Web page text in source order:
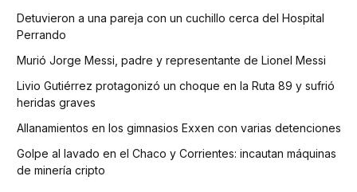
Detuvieron a una pareja con un cuchillo cerca del Hospital
Perrando
Murió Jorge Messi, padre y representante de Lionel Messi
Livio Gutiérrez protagonizó un choque en la Ruta 89 y sufrió
heridas graves
Allanamientos en los gimnasios Exxen con varias detenciones
Golpe al lavado en el Chaco y Corrientes: incautan máquinas
de minería cripto